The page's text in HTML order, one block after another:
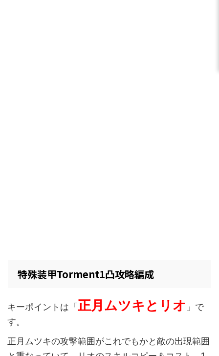
特殊装甲Torment1凸攻略編成
キーポイントは「 正月ムツキとリオ 」で
す。
正月ムツキの攻撃範囲がこれでもかと敵の出現範囲